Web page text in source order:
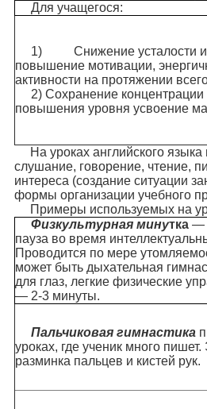
Для учащегося:
1) Снижение усталости и
повышение мотивации,
активности на протяжении
2) Сохранение
повышения уровня усвоение
На уроках английского
слушание, говорение, чтение,
интереса (создание ситуации
формы организации учебного
Примеры используемых на
Физкультурная минутка —
пауза во время
Проводится по мере
может быть дыхательная
для глаз, легкие физические
— 2-3 минуты.
Пальчиковая гимнастика
уроках, где ученик много
разминка пальцев и кистей рук.